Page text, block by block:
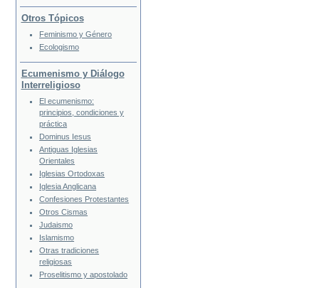
Otros Tópicos
Feminismo y Género
Ecologismo
Ecumenismo y Diálogo
Interreligioso
El ecumenismo:
principios, condiciones y
práctica
Dominus Iesus
Antiguas Iglesias
Orientales
Iglesias Ortodoxas
Iglesia Anglicana
Confesiones Protestantes
Otros Cismas
Judaismo
Islamismo
Otras tradiciones
religiosas
Proselitismo y apostolado